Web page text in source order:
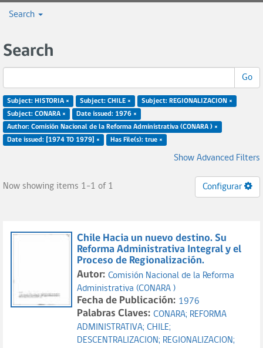
Search
Search
Go
Subject: HISTORIA × Subject: CHILE ×
Subject: REGIONALIZACION ×
Subject: CONARA ×
Date issued: 1976 ×
Author: Comisión Nacional de la Reforma Administrativa (CONARA ) ×
Date issued: [1974 TO 1979] ×
Has File(s): true ×
Show Advanced Filters
Now showing items 1-1 of 1 Configurar
Chile Hacia un nuevo destino. Su
Reforma Administrativa Integral y el
Proceso de Regionalización.
Autor: Comisión Nacional de la Reforma
Administrativa (CONARA )
Fecha de Publicación: 1976
Palabras Claves: CONARA; REFORMA
ADMINISTRATIVA; CHILE;
DESCENTRALIZACION; REGIONALIZACION;